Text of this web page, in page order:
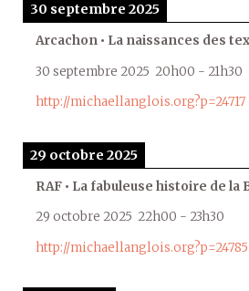
30 septembre 2025
Arcachon • La naissances des
30 septembre 2025 20h00 - 21h30
http://michaellanglois.org?p=24717
29 octobre 2025
RAF • La fabuleuse histoire de la
29 octobre 2025 22h00 - 23h30
http://michaellanglois.org?p=24785